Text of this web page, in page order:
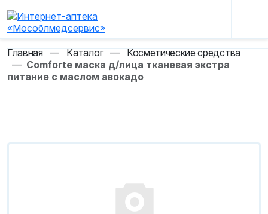
Главная — Каталог — Косметические средства
— Comforte маска д/лица тканевая экстра
питание с маслом авокадо